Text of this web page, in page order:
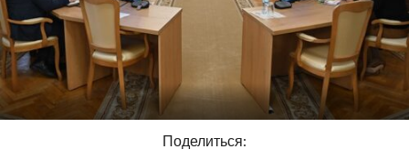
Поделиться: